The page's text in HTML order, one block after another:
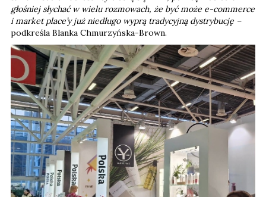
głośniej słychać w wielu rozmowach, że być może e-commerce
i market place’y już niedługo wyprą tradycyjną dystrybucję –
podkreśla Blanka Chmurzyńska-Brown.